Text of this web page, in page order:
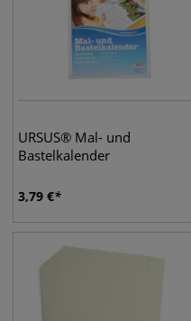
URSUS® Mal- und
Bastelkalender
3,79 €